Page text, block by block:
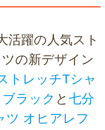
活躍の人気スト
の新デザイン
トレッチTシャ
ラック と 七分
ツ オヒアレフ